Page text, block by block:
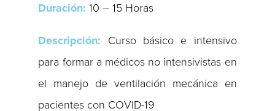
Duración: 10 – 15 Horas
Descripción: Curso básico e intensivo
para formar a médicos no intensivistas en
el manejo de ventilación mecánica en
pacientes con COVID-19